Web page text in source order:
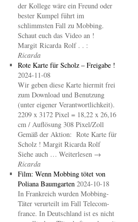
der Kollege wäre ein Freund oder
bester Kumpel führt im
schlimmsten Fall zu Mobbing.
Schaut euch das Video an !
Margit Ricarda Rolf . . :
Ricarda
Rote Karte für Scholz – Freigabe !
2024-11-08
Wir geben diese Karte hiermit frei
zum Download und Benutzung
(unter eigener Verantwortlichkeit).
2209 x 3172 Pixel = 18,22 x 26,16
cm / Auflösung 308 Pixel/Zoll
Gemäß der Aktion: Rote Karte für
Scholz ! Margit Ricarda Rolf
Siehe auch … Weiterlesen →
Ricarda
Film: Wenn Mobbing tötet von
Poliana Baumgarten 2024-10-18
In Frankreich wurden Mobbing-
Täter verurteilt im Fall Telecom-
france. In Deutschland ist es nicht